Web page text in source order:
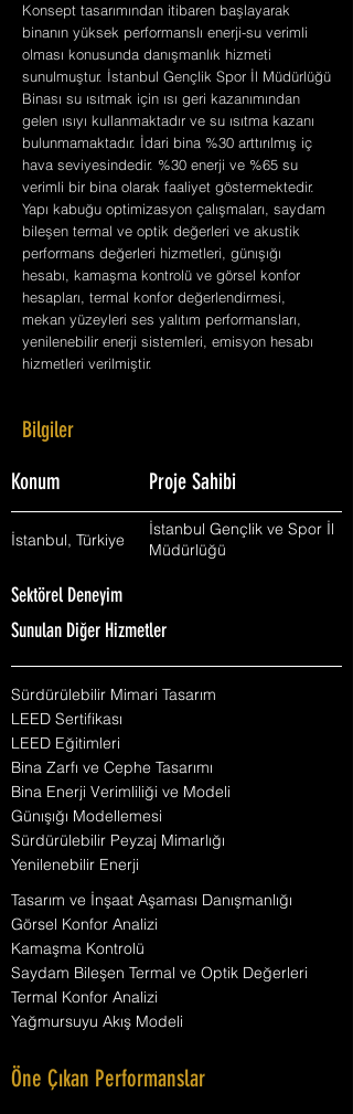
Konsept tasarımından itibaren başlayarak
binanın yüksek performanslı enerji-su verimli
olması konusunda danışmanlık hizmeti
sunulmuştur. İstanbul Gençlik Spor İl Müdürlüğü
Binası su ısıtmak için ısı geri kazanımından
gelen ısıyı kullanmaktadır ve su ısıtma kazanı
bulunmamaktadır. İdari bina %30 arttırılmış iç
hava seviyesindedir. %30 enerji ve %65 su
verimli bir bina olarak faaliyet göstermektedir.
Yapı kabuğu optimizasyon çalışmaları, saydam
bileşen termal ve optik değerleri ve akustik
performans değerleri hizmetleri, günışığı
hesabı, kamaşma kontrolü ve görsel konfor
hesapları, termal konfor değerlendirmesi,
mekan yüzeyleri ses yalıtım performansları,
yenilenebilir enerji sistemleri, emisyon hesabı
hizmetleri verilmiştir.
Bilgiler
Konum Proje Sahibi
İstanbul, Türkiye
İstanbul Gençlik ve Spor İl
Müdürlüğü
Sektörel Deneyim
Sunulan Diğer Hizmetler
Sürdürülebilir Mimari Tasarım
LEED Sertifikası
LEED Eğitimleri
Bina Zarfı ve Cephe Tasarımı
Bina Enerji Verimliliği ve Modeli
Günışığı Modellemesi
Sürdürülebilir Peyzaj Mimarlığı
Yenilenebilir Enerji
Tasarım ve İnşaat Aşaması Danışmanlığı
Görsel Konfor Analizi
Kamaşma Kontrolü
Saydam Bileşen Termal ve Optik Değerleri
Termal Konfor Analizi
Yağmursuyu Akış Modeli
Öne Çıkan Performanslar